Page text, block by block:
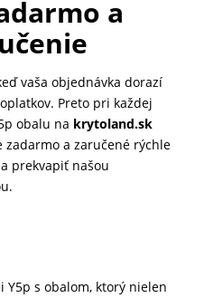
a
vaša objednávka dorazí
Preto pri každej
obalu na krytoland.sk
a zaručené rýchle
prekvapiť našou
Y5p s obalom, ktorý nielen